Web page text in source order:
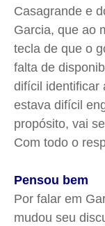
Anuncie
Quem Somos
Expediente
Anuncie
Privacidade
Anuncie
Quem Somos
Expediente
Anuncie
Privacidade
Anuncie
Quem Somos
Expediente
Anuncie
Privacidade
Anuncie
Quem Somos
Expediente
Anuncie
Privacidade
Casagrande e
Garcia, que ao
tecla de que o
falta de
difícil identificar
estava difícil
propósito, vai
Com todo o
Pensou bem
Por falar em
mudou seu